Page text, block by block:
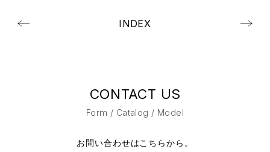
INDEX
CONTACT US
Form / Catalog / Model
お問い合わせはこちらから。